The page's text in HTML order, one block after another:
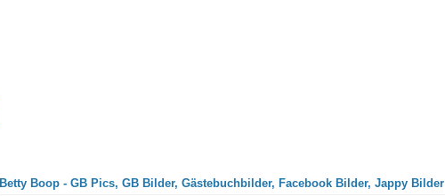
Betty Boop - GB Pics, GB Bilder, Gästebuchbilder, Facebook Bilder, Jappy Bilder